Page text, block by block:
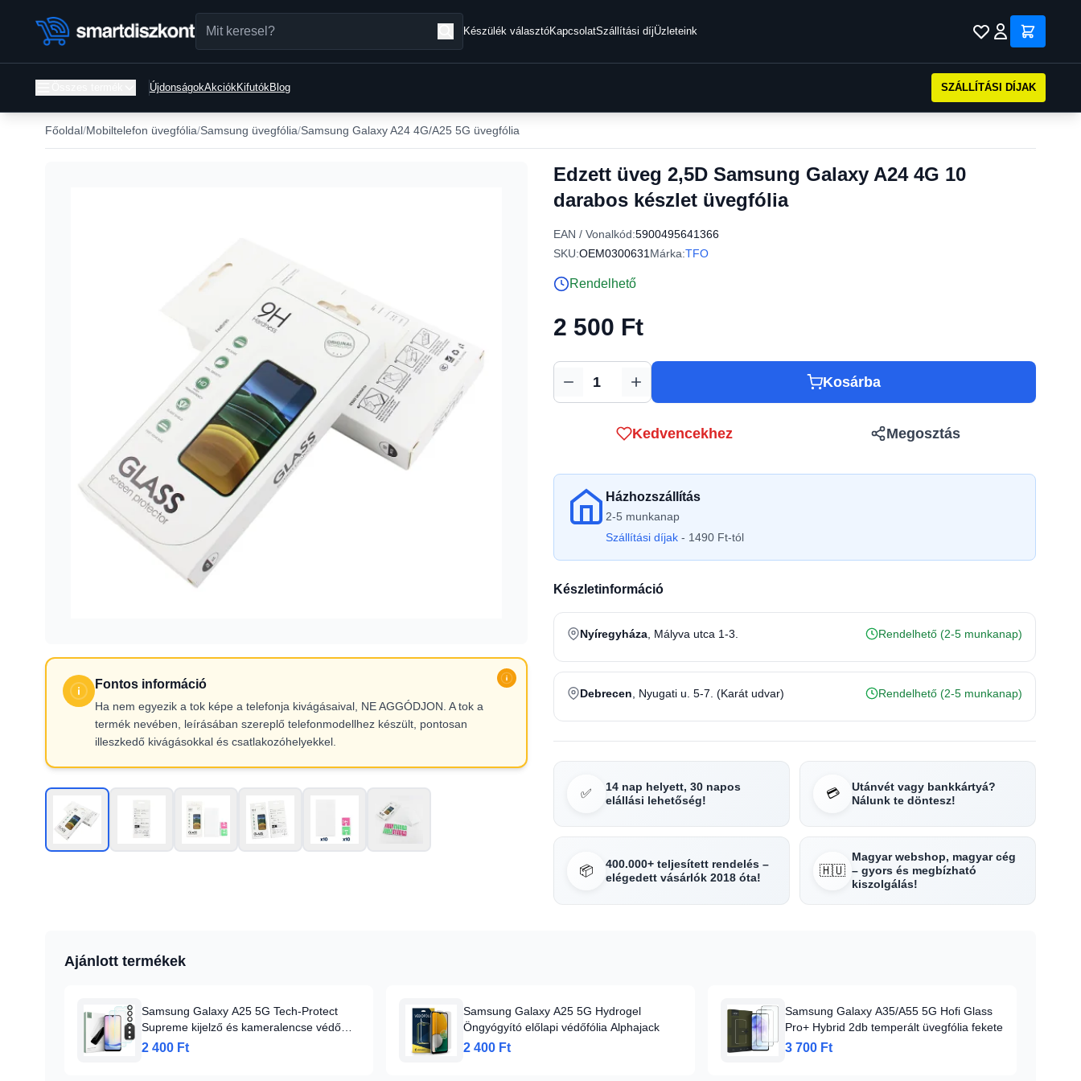
Készülék választóKapcsolatSzállítási díjÜzleteink
ÚjdonságokAkciókKifutókBlog SZÁLLÍTÁSI DÍJAK
Főoldal Mobiltelefon üvegfólia Samsung üvegfólia Samsung Galaxy A24 4G/A25 5G üvegfólia
Fontos információ
Ha nem egyezik a tok képe a telefonja kivágásaival, NE AGGÓDJON. A tok a
termék nevében, leírásában szereplő telefonmodellhez készült, pontosan
illeszkedő kivágásokkal és csatlakozóhelyekkel.
Edzett üveg 2,5D Samsung Galaxy A24 4G 10
darabos készlet üvegfólia
EAN / Vonalkód:5900495641366
SKU:OEM0300631 Márka:TFO
Rendelhető
2 500 Ft
Mennyiség Kosárba
Kedvencekhez Megosztás
Házhozszállítás
2-5 munkanap
Szállítási díjak - 1490 Ft-tól
Készletinformáció
Nyíregyháza , Mályva utca 1-3. Rendelhető (2-5 munkanap)
Debrecen , Nyugati u. 5-7. (Karát udvar) Rendelhető (2-5 munkanap)
✅
14 nap helyett, 30 napos
elállási lehetőség!
💳
Utánvét vagy bankkártyá?
Nálunk te döntesz!
📦
400.000+ teljesített rendelés –
elégedett vásárlók 2018 óta!
🇭🇺
Magyar webshop, magyar cég
– gyors és megbízható
kiszolgálás!
Ajánlott termékek
Samsung Galaxy A25 5G Tech-Protect
Supreme kijelző és kameralencse védő
üvegfólia
2 400 Ft
Samsung Galaxy A25 5G Hydrogel
Öngyógyító előlapi védőfólia Alphajack
2 400 Ft
Samsung Galaxy A35/A55 5G Hofi Glass
Pro+ Hybrid 2db temperált üvegfólia fekete
3 700 Ft